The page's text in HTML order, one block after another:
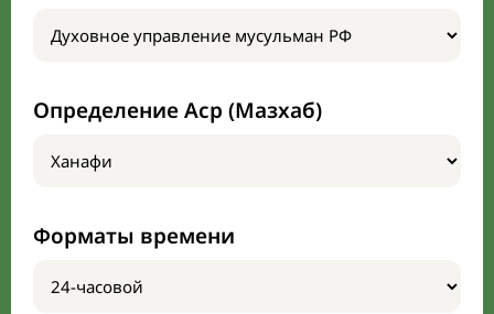
Определение Аср (Мазхаб)
Форматы времени